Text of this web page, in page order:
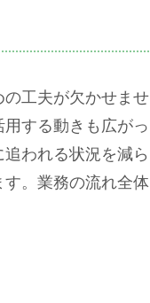
工夫が欠かせませ
する動きも広がっ
われる状況を減ら
。業務の流れ全体